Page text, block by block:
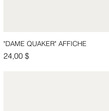
Aperçu rapide
"DAME QUAKER" AFFICHE
Prix
24,00 $